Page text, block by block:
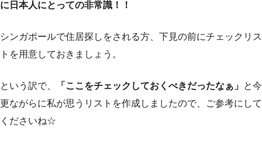
に日本人にとっての非常識！！
シンガポールで住居探しをされる方、下見の前にチェックリス
トを用意しておきましょう。
という訳で、 「ここをチェックしておくべきだったなぁ」 と今
更ながらに私が思うリストを作成しましたので、ご参考にして
くださいね☆